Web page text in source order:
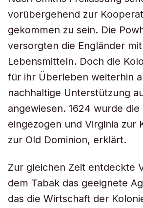
vorübergehend zur
gekommen zu sein. Die
versorgten die Engländer mit
Lebensmitteln. Doch die
für ihr Überleben weiterhin
nachhaltige Unterstützung
angewiesen. 1624 wurde
eingezogen und Virginia zur
zur Old Dominion, erklärt.
Zur gleichen Zeit entdeckte
dem Tabak das geeignete
das die Wirtschaft der